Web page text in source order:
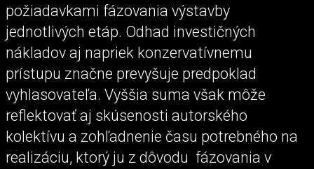
požiadavkami fázovania výstavby
jednotlivých etáp. Odhad investičných
nákladov aj napriek konzervatívnemu
prístupu značne prevyšuje predpoklad
vyhlasovateľa. Vyššia suma však môže
reflektovať aj skúsenosti autorského
kolektívu a zohľadnenie času potrebného na
realizáciu, ktorý ju z dôvodu fázovania v